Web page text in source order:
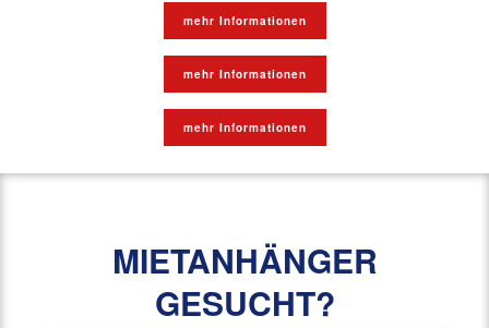
mehr Informationen
mehr Informationen
mehr Informationen
MIETANHÄNGER
GESUCHT?